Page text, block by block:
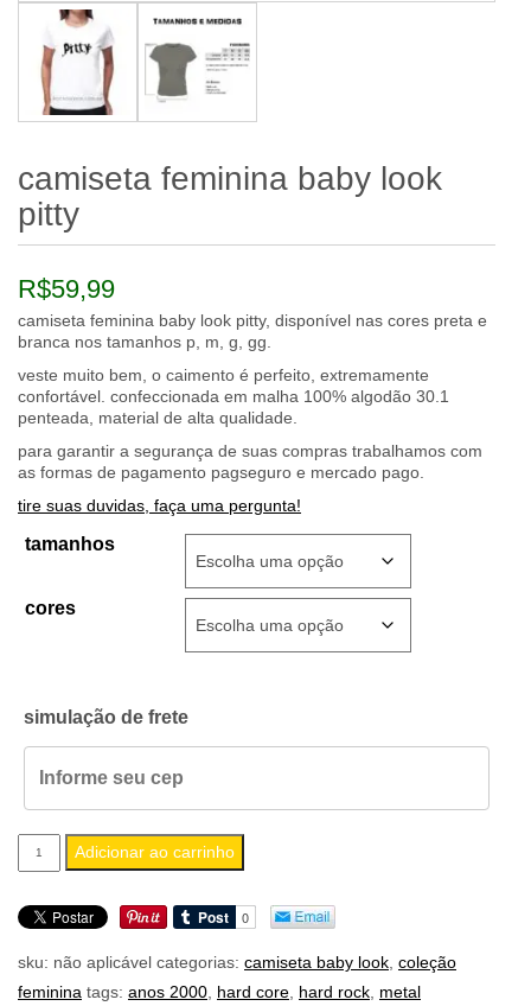
camiseta feminina baby look
pitty
R$59,99
camiseta feminina baby look pitty, disponível nas cores preta e
branca nos tamanhos p, m, g, gg.
veste muito bem, o caimento é perfeito, extremamente
confortável. confeccionada em malha 100% algodão 30.1
penteada, material de alta qualidade.
para garantir a segurança de suas compras trabalhamos com
as formas de pagamento pagseguro e mercado pago.
tire suas duvidas, faça uma pergunta!
tamanhos
cores
simulação de frete
camiseta
feminina
baby
pitty
quantidade
Adicionar ao carrinho
sku: não aplicável categorias: camiseta baby look coleção
feminina tags: anos 2000 hard core hard rock metal